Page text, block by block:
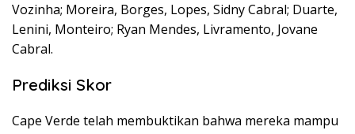
Vozinha; Moreira, Borges, Lopes, Sidny Cabral; Duarte,
Lenini, Monteiro; Ryan Mendes, Livramento, Jovane
Cabral.
Prediksi Skor
Cape Verde telah membuktikan bahwa mereka mampu